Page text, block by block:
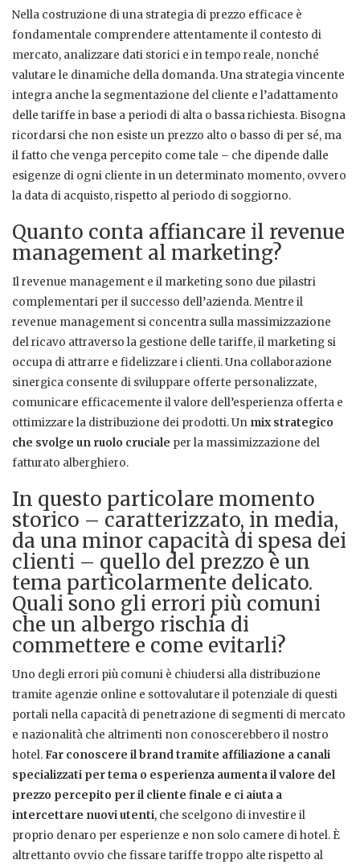
Nella costruzione di una strategia di prezzo efficace è
fondamentale comprendere attentamente il contesto di
mercato, analizzare dati storici e in tempo reale, nonché
valutare le dinamiche della domanda. Una strategia vincente
integra anche la segmentazione del cliente e l’adattamento
delle tariffe in base a periodi di alta o bassa richiesta. Bisogna
ricordarsi che non esiste un prezzo alto o basso di per sé, ma
il fatto che venga percepito come tale – che dipende dalle
esigenze di ogni cliente in un determinato momento, ovvero
la data di acquisto, rispetto al periodo di soggiorno.
Quanto conta affiancare il revenue
management al marketing?
Il revenue management e il marketing sono due pilastri
complementari per il successo dell’azienda. Mentre il
revenue management si concentra sulla massimizzazione
del ricavo attraverso la gestione delle tariffe, il marketing si
occupa di attrarre e fidelizzare i clienti. Una collaborazione
sinergica consente di sviluppare offerte personalizzate,
comunicare efficacemente il valore dell’esperienza offerta e
ottimizzare la distribuzione dei prodotti. Un mix strategico
che svolge un ruolo cruciale per la massimizzazione del
fatturato alberghiero.
In questo particolare momento
storico – caratterizzato, in media,
da una minor capacità di spesa dei
clienti – quello del prezzo è un
tema particolarmente delicato.
Quali sono gli errori più comuni
che un albergo rischia di
commettere e come evitarli?
Uno degli errori più comuni è chiudersi alla distribuzione
tramite agenzie online e sottovalutare il potenziale di questi
portali nella capacità di penetrazione di segmenti di mercato
e nazionalità che altrimenti non conoscerebbero il nostro
hotel. Far conoscere il brand tramite affiliazione a canali
specializzati per tema o esperienza aumenta il valore del
prezzo percepito per il cliente finale e ci aiuta a
intercettare nuovi utenti, che scelgono di investire il
proprio denaro per esperienze e non solo camere di hotel. È
altrettanto ovvio che fissare tariffe troppo alte rispetto al